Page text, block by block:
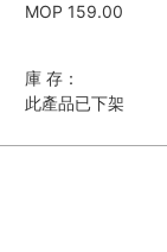
MOP 159.00
庫 存：
此產品已下架